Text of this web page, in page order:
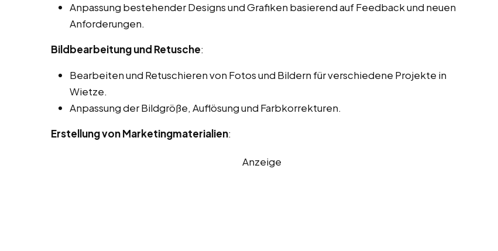
Anpassung bestehender Designs und Grafiken basierend auf Feedback und neuen
Anforderungen.
Bildbearbeitung und Retusche:
Bearbeiten und Retuschieren von Fotos und Bildern für verschiedene Projekte in
Wietze.
Anpassung der Bildgröße, Auflösung und Farbkorrekturen.
Erstellung von Marketingmaterialien:
Anzeige